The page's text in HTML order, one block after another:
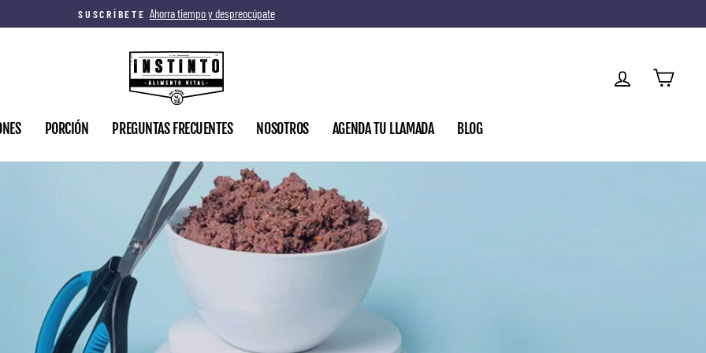
diapositivas
SUSCRÍBETE Ahorra tiempo y despreocúpate
INGRESAR
PORCIÓN PREGUNTAS FRECUENTES NOSOTROS AGENDA TU LLAMADA BLOG